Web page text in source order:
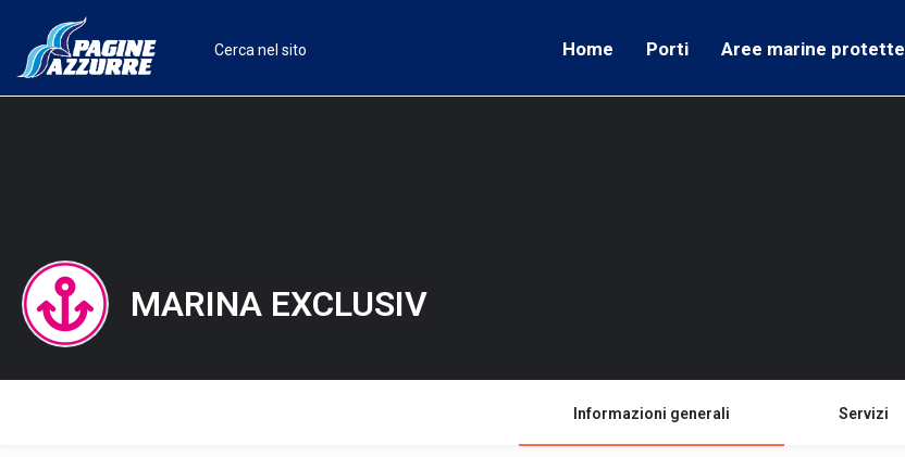
Home Porti Aree marine protette
MARINA EXCLUSIV
Informazioni generali Servizi